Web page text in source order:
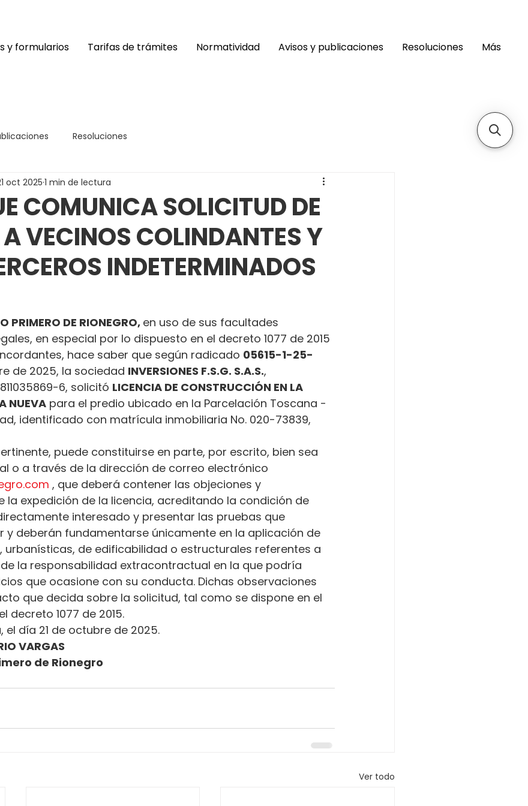
y formularios Tarifas de trámites Normatividad Avisos y publicaciones Resoluciones Más
Resoluciones
COMUNICA SOLICITUD DE
VECINOS COLINDANTES Y
INDETERMINADOS
oct 20251 min de lectura
PRIMERO DE RIONEGRO, en uso de sus facultades
en especial por lo dispuesto en el decreto 1077 de 2015
hace saber que según radicado 05615-1-25-
de 2025, la sociedad INVERSIONES F.S.G. S.A.S.,
6, solicitó LICENCIA DE CONSTRUCCIÓN EN LA
NUEVA para el predio ubicado en la Parcelación Toscana -
identificado con matrícula inmobiliaria No. 020-73839,
puede constituirse en parte, por escrito, bien sea
o a través de la dirección de correo electrónico
, que deberá contener las objeciones y
la expedición de la licencia, acreditando la condición de
interesado y presentar las pruebas que
y deberán fundamentarse únicamente en la aplicación de
urbanísticas, de edificabilidad o estructurales referentes a
la responsabilidad extracontractual en la que podría
que ocasione con su conducta. Dichas observaciones
que decida sobre la solicitud, tal como se dispone en el
decreto 1077 de 2015.
el día 21 de octubre de 2025.
VARGAS
de Rionegro
Ver todo